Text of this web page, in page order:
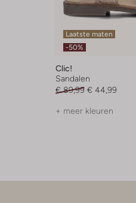
Laatste maten
-50%
Clic!
Sandalen
€ 89,99 € 44,99
+ meer kleuren